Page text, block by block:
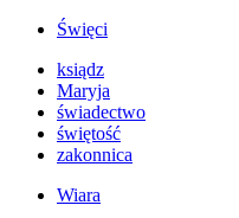
Święci
ksiądz
Maryja
świadectwo
świętość
zakonnica
Wiara